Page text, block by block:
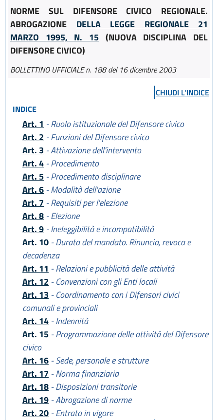
NORME SUL DIFENSORE CIVICO REGIONALE.
ABROGAZIONE DELLA LEGGE REGIONALE 21
MARZO 1995, N. 15 (NUOVA DISCIPLINA DEL
DIFENSORE CIVICO)
BOLLETTINO UFFICIALE n. 188 del 16 dicembre 2003
CHIUDI L'INDICE
INDICE
Art. 1 - Ruolo istituzionale del Difensore civico
Art. 2 - Funzioni del Difensore civico
Art. 3 - Attivazione dell'intervento
Art. 4 - Procedimento
Art. 5 - Procedimento disciplinare
Art. 6 - Modalità dell'azione
Art. 7 - Requisiti per l'elezione
Art. 8 - Elezione
Art. 9 - Ineleggibilità e incompatibilità
Art. 10 - Durata del mandato. Rinuncia, revoca e
decadenza
Art. 11 - Relazioni e pubblicità delle attività
Art. 12 - Convenzioni con gli Enti locali
Art. 13 - Coordinamento con i Difensori civici
comunali e provinciali
Art. 14 - Indennità
Art. 15 - Programmazione delle attività del Difensore
civico
Art. 16 - Sede, personale e strutture
Art. 17 - Norma finanziaria
Art. 18 - Disposizioni transitorie
Art. 19 - Abrogazione di norme
Art. 20 - Entrata in vigore